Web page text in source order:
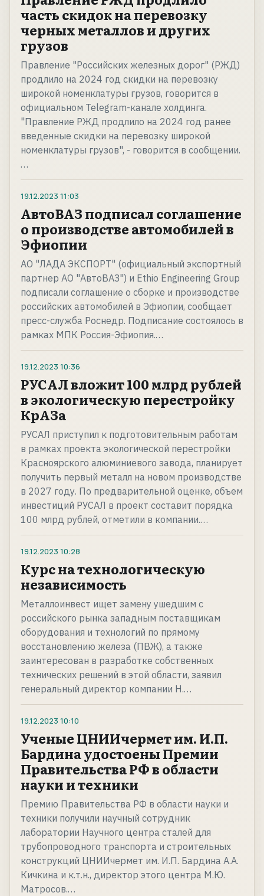
часть скидок на перевозку
черных металлов и других
грузов
Правление "Российских железных дорог" (РЖД)
продлило на 2024 год скидки на перевозку
широкой номенклатуры грузов, говорится в
официальном Telegram-канале холдинга.
"Правление РЖД продлило на 2024 год ранее
введенные скидки на перевозку широкой
номенклатуры грузов", - говорится в сообщении.
…
19.12.2023 11:03
АвтоВАЗ подписал соглашение
о производстве автомобилей в
Эфиопии
АО "ЛАДА ЭКСПОРТ" (официальный экспортный
партнер АО "АвтоВАЗ") и Ethio Engineering Group
подписали соглашение о сборке и производстве
российских автомобилей в Эфиопии, сообщает
пресс-служба Роснедр. Подписание состоялось в
рамках МПК Россия-Эфиопия.…
19.12.2023 10:36
РУСАЛ вложит 100 млрд рублей
в экологическую перестройку
КрАЗа
РУСАЛ приступил к подготовительным работам
в рамках проекта экологической перестройки
Красноярского алюминиевого завода, планирует
получить первый металл на новом производстве
в 2027 году. По предварительной оценке, объем
инвестиций РУСАЛ в проект составит порядка
100 млрд рублей, отметили в компании.…
19.12.2023 10:28
Курс на технологическую
независимость
Металлоинвест ищет замену ушедшим с
российского рынка западным поставщикам
оборудования и технологий по прямому
восстановлению железа (ПВЖ), а также
заинтересован в разработке собственных
технических решений в этой области, заявил
генеральный директор компании Н.…
19.12.2023 10:10
Ученые ЦНИИчермет им. И.П.
Бардина удостоены Премии
Правительства РФ в области
науки и техники
Премию Правительства РФ в области науки и
техники получили научный сотрудник
лаборатории Научного центра сталей для
трубопроводного транспорта и строительных
конструкций ЦНИИчермет им. И.П. Бардина А.А.
Кичкина и к.т.н., директор этого центра М.Ю.
Матросов.…